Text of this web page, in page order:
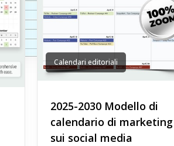
Calendari editoriali
2025-2030 Modello di
calendario di marketing
sui social media